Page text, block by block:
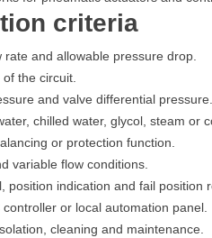
criteria
and allowable pressure drop.
the circuit.
and valve differential pressure.
chilled water, glycol, steam or
or protection function.
variable flow conditions.
position indication and fail position
or local automation panel.
cleaning and maintenance.